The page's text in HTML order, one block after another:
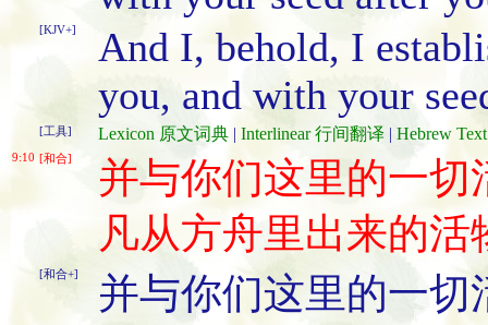
[KJV+]
And I, behold, I
you, and with your
[工具] Lexicon 原文词典 | Interlinear 行间翻译 | Hebrew
9:10 [和合]
并与你们这里的一
凡从方舟里出来的活
[和合+]
并与你们这里的一切